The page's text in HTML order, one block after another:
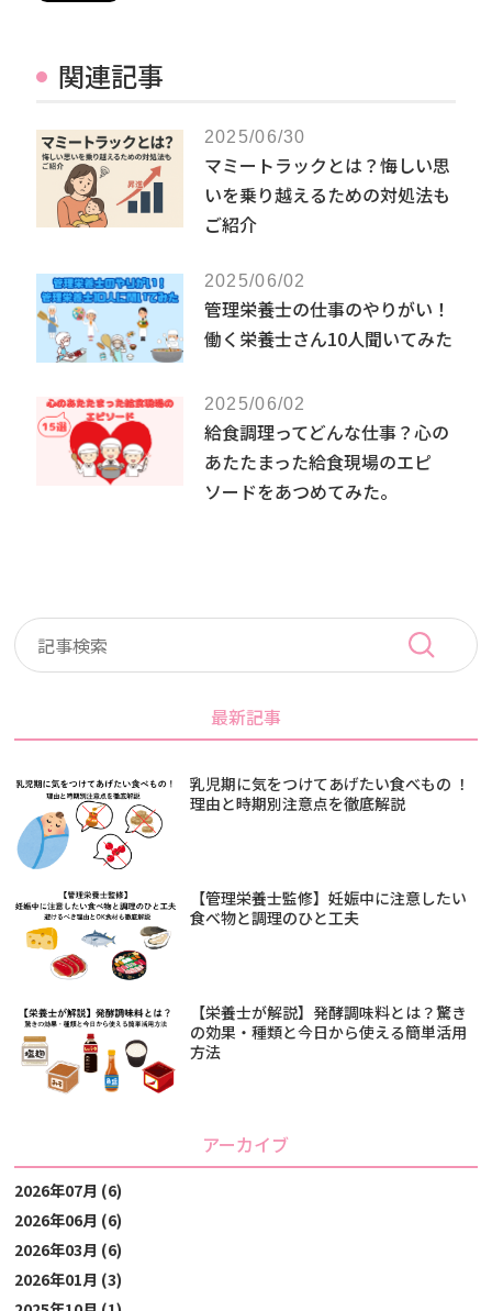
関連記事
2025/06/30
マミートラックとは？悔しい思
いを乗り越えるための対処法も
ご紹介
2025/06/02
管理栄養士の仕事のやりがい！
働く栄養士さん10人聞いてみた
2025/06/02
給食調理ってどんな仕事？心の
あたたまった給食現場のエピ
ソードをあつめてみた。
最新記事
乳児期に気をつけてあげたい食べもの ！
理由と時期別注意点を徹底解説
【管理栄養士監修】妊娠中に注意したい
食べ物と調理のひと工夫
【栄養士が解説】発酵調味料とは？驚き
の効果・種類と今日から使える簡単活用
方法
アーカイブ
2026年07月 (6)
2026年06月 (6)
2026年03月 (6)
2026年01月 (3)